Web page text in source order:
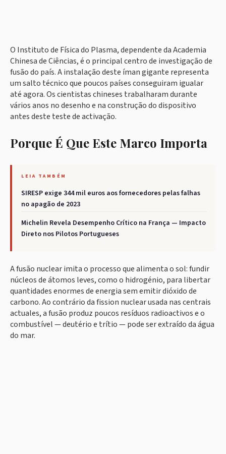
O Instituto de Física do Plasma, dependente da Academia
Chinesa de Ciências, é o principal centro de investigação de
fusão do país. A instalação deste íman gigante representa
um salto técnico que poucos países conseguiram igualar
até agora. Os cientistas chineses trabalharam durante
vários anos no desenho e na construção do dispositivo
antes deste teste de activação.
Porque É Que Este Marco Importa
LEIA TAMBÉM
SIRESP exige 344 mil euros aos fornecedores pelas falhas
no apagão de 2023
Michelin Revela Desempenho Crítico na França — Impacto
Direto nos Pilotos Portugueses
A fusão nuclear imita o processo que alimenta o sol: fundir
núcleos de átomos leves, como o hidrogénio, para libertar
quantidades enormes de energia sem emitir dióxido de
carbono. Ao contrário da fission nuclear usada nas centrais
actuales, a fusão produz poucos resíduos radioactivos e o
combustível — deutério e trítio — pode ser extraído da água
do mar.